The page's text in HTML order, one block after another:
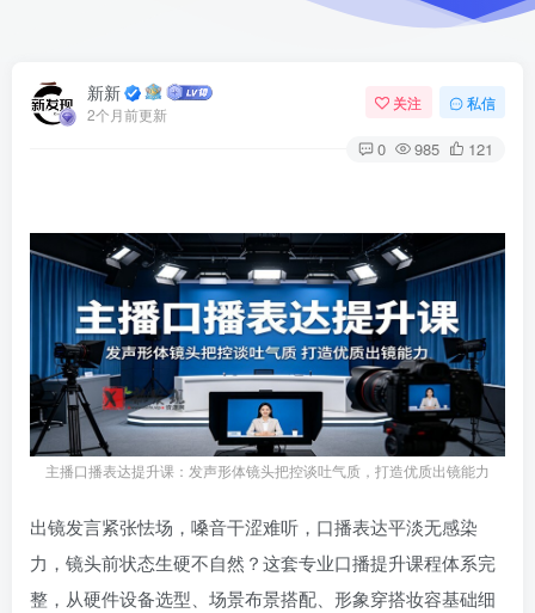
新新
2个月前更新
关注 私信
0 985 121
主播口播表达提升课：发声形体镜头把控谈吐气质，打造优质出镜能力
出镜发言紧张怯场，嗓音干涩难听，口播表达平淡无感染
力，镜头前状态生硬不自然？这套专业口播提升课程体系完
整，从硬件设备选型、场景布景搭配、形象穿搭妆容基础细